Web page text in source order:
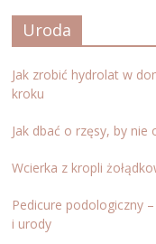
Uroda
Jak zrobić hydrolat w
kroku
Jak dbać o rzęsy, by nie
Wcierka z kropli
Pedicure podologiczny
i urody